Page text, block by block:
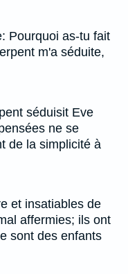
Pourquoi as-tu fait
m'a séduite,
séduisit Eve
ne se
de la simplicité à
et insatiables de
affermies; ils ont
sont des enfants